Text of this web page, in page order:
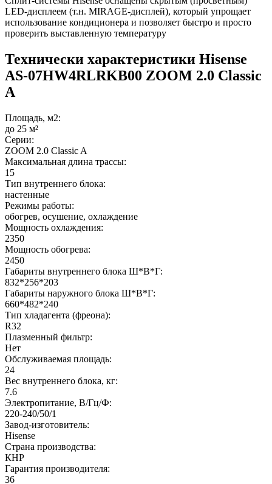
LED-дисплеем (т.н. MIRAGE-дисплей), который упрощает
использование кондиционера и позволяет быстро и просто
проверить выставленную температуру
Технически характеристики Hisense
AS-07HW4RLRKB00 ZOOM 2.0 Classic
A
Площадь, м2:
до 25 м²
Серии:
ZOOM 2.0 Classic A
Максимальная длина трассы:
15
Тип внутреннего блока:
настенные
Режимы работы:
обогрев, осушение, охлаждение
Мощность охлаждения:
2350
Мощность обогрева:
2450
Габариты внутреннего блока Ш*В*Г:
832*256*203
Габариты наружного блока Ш*В*Г:
660*482*240
Тип хладагента (фреона):
R32
Плазменный фильтр:
Нет
Обслуживаемая площадь:
24
Вес внутреннего блока, кг:
7.6
Электропитание, В/Гц/Ф:
220-240/50/1
Завод-изготовитель:
Hisense
Страна производства:
КНР
Гарантия производителя:
36